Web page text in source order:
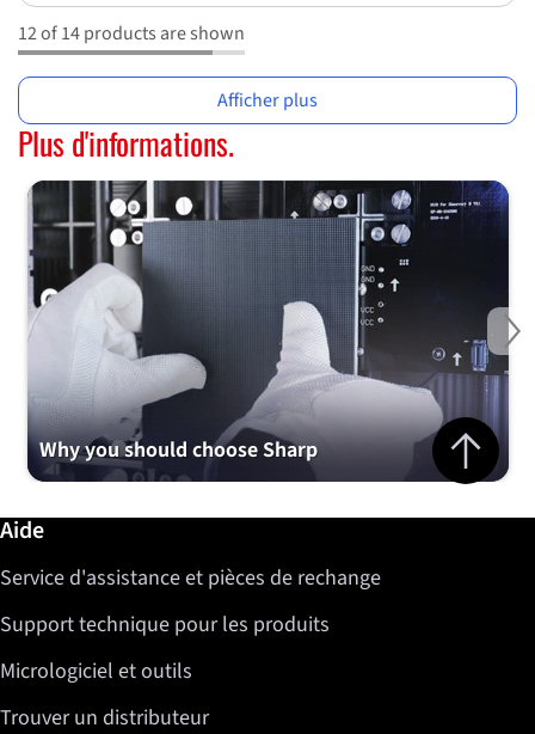
12 of 14 products are shown
Afficher plus
Plus d'informations.
Why you should choose Sharp
Jump to top
Informations complémentaires / Aide
Aide
Service d'assistance et pièces de rechange
Support technique pour les produits
Micrologiciel et outils
Trouver un distributeur